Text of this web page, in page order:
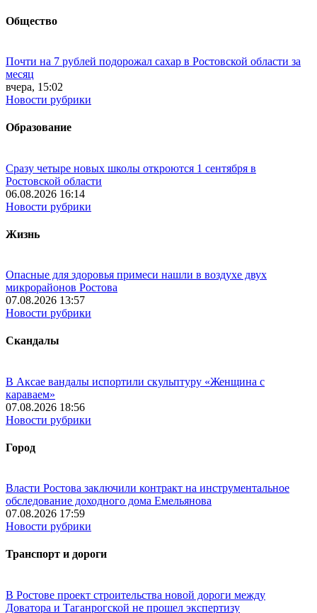
Общество
Почти на 7 рублей подорожал сахар в Ростовской области за
месяц
вчера, 15:02
Новости рубрики
Образование
Сразу четыре новых школы откроются 1 сентября в
Ростовской области
06.08.2026 16:14
Новости рубрики
Жизнь
Опасные для здоровья примеси нашли в воздухе двух
микрорайонов Ростова
07.08.2026 13:57
Новости рубрики
Скандалы
В Аксае вандалы испортили скульптуру «Женщина с
караваем»
07.08.2026 18:56
Новости рубрики
Город
Власти Ростова заключили контракт на инструментальное
обследование доходного дома Емельянова
07.08.2026 17:59
Новости рубрики
Транспорт и дороги
В Ростове проект строительства новой дороги между
Доватора и Таганрогской не прошел экспертизу